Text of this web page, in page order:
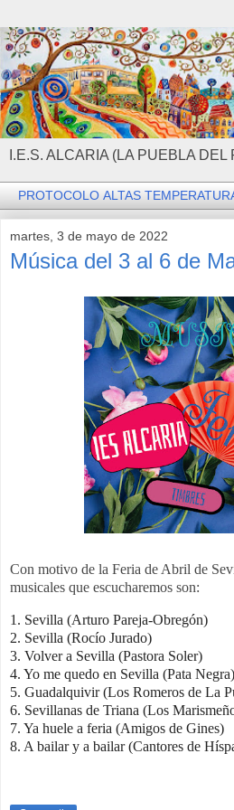
I.E.S. ALCARIA (LA PUEBLA DEL
martes, 3 de mayo de 2022
Música del 3 al 6 de
Con motivo de la Feria de Abril de
musicales que escucharemos son:
1. Sevilla (Arturo Pareja-Obregón)
2. Sevilla (Rocío Jurado)
3. Volver a Sevilla (Pastora Soler)
4. Yo me quedo en Sevilla (Pata Negra)
5. Guadalquivir (Los Romeros de La
6. Sevillanas de Triana (Los
7. Ya huele a feria (Amigos de Gines)
8. A bailar y a bailar (Cantores de